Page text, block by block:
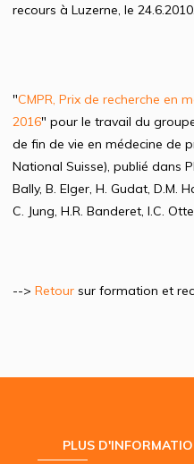
recours à Luzerne, le 24.6.2010.
"CMPR, Prix de recherche en
2016" pour le travail du
de fin de vie en médecine de
National Suisse), publié dans
Bally, B. Elger, H. Gudat, D.M.
C. Jung, H.R. Banderet, I.C.
--> Retour sur formation et
PLUS